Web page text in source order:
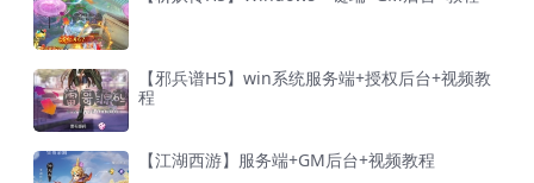
【邪兵谱H5】win系统服务端+授权后台+视频教
程
【江湖西游】服务端+GM后台+视频教程